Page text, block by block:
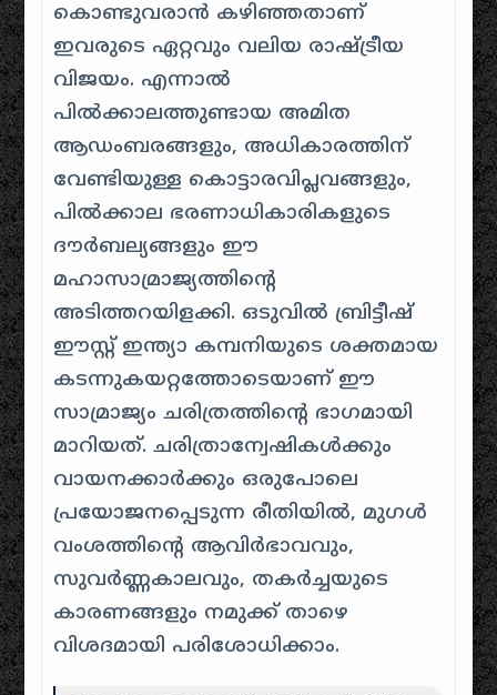
കൊണ്ടുവരാൻ കഴിഞ്ഞതാണ്
ഇവരുടെ ഏറ്റവും വലിയ രാഷ്ട്രീയ
വിജയം. എന്നാൽ
പിൽക്കാലത്തുണ്ടായ അമിത
ആഡംബരങ്ങളും, അധികാരത്തിന്
വേണ്ടിയുള്ള കൊട്ടാരവിപ്ലവങ്ങളും,
പിൽക്കാല ഭരണാധികാരികളുടെ
ദൗർബല്യങ്ങളും ഈ
മഹാസാമ്രാജ്യത്തിന്റെ
അടിത്തറയിളക്കി. ഒടുവിൽ ബ്രിട്ടീഷ്
ഈസ്റ്റ് ഇന്ത്യാ കമ്പനിയുടെ ശക്തമായ
കടന്നുകയറ്റത്തോടെയാണ് ഈ
സാമ്രാജ്യം ചരിത്രത്തിന്റെ ഭാഗമായി
മാറിയത്. ചരിത്രാന്വേഷികൾക്കും
വായനക്കാർക്കും ഒരുപോലെ
പ്രയോജനപ്പെടുന്ന രീതിയിൽ, മുഗൾ
വംശത്തിന്റെ ആവിർഭാവവും,
സുവർണ്ണകാലവും, തകർച്ചയുടെ
കാരണങ്ങളും നമുക്ക് താഴെ
വിശദമായി പരിശോധിക്കാം.